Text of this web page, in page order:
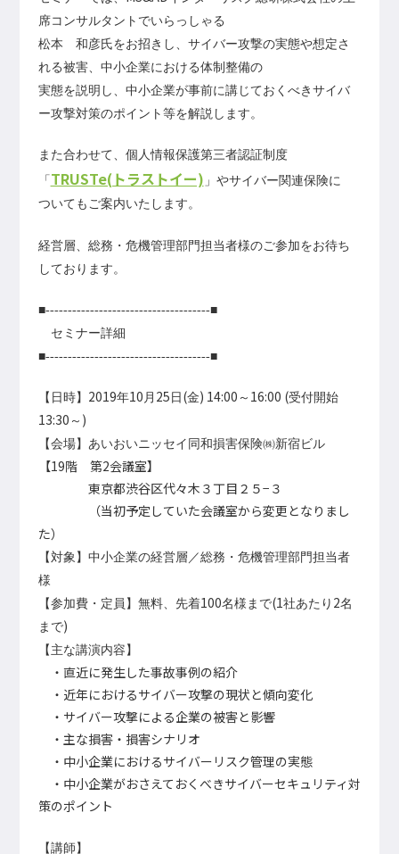
席コンサルタントでいらっしゃる
松本 和彦氏をお招きし、サイバー攻撃の実態や想定さ
れる被害、中小企業における体制整備の
実態を説明し、中小企業が事前に講じておくべきサイバ
ー攻撃対策のポイント等を解説します。
また合わせて、個人情報保護第三者認証制度
「 TRUSTe(トラストイー) 」やサイバー関連保険に
ついてもご案内いたします。
経営層、総務・危機管理部門担当者様のご参加をお待ち
しております。
■-------------------------------------■
セミナー詳細
■-------------------------------------■
【日時】 2019年10 月 25 日 (金) 14:00 ～ 16:00 (受付開始
13:30 ～ )
【会場】あいおいニッセイ同和損害保険㈱新宿ビル
【19階 第2会議室】
東京都渋谷区代々木３丁目２５−３
（当初予定していた会議室から変更となりまし
た）
【対象】中小企業の経営層／総務・危機管理部門担当者
様
【参加費・定員】無料、先着100名様まで(1社あたり 2名
まで)
【主な講演内容】
・直近に発生した事故事例の紹介
・近年におけるサイバー攻撃の現状と傾向変化
・サイバー攻撃による企業の被害と影響
・主な損害・損害シナリオ
・中小企業におけるサイバーリスク管理の実態
・中小企業がおさえておくべきサイバーセキュリティ対
策のポイント
【講師】